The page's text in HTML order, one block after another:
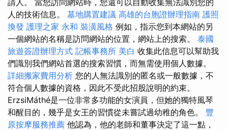
人的技術信息。 墓地購置建議 高雄的台胞證辦理指南 護照
換發 護理之家 永和 裝潢風格 例如，指示您到本網站的另
一個網站的名稱是訪問網站的位置，網站上的搜索。 泰國
旅遊簽證辦理方式 記帳事務所 美白 收集此信息可以幫助我
們識別我們網站首選的搜索習慣，而無需使用個人數據。
詳細搬家費用分析 您的人無法識別的匿名或一般數據，不
符合個人數據的資格，因此不受此招股說明的約束。
ErzsiMáthé是一位非常多功能的女演員，但她的獨特風琴
和醒目的，幾乎是女王的習慣從未嘗試過幼稚的角色。 豐
原按摩服務推薦 他認為，他的老師和董事決定了這一點，